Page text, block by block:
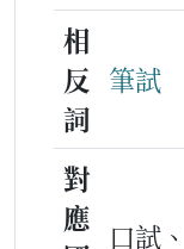
相
反
詞
筆試
對
應 口試